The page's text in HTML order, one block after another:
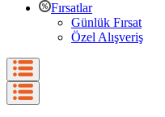
Fırsatlar
Günlük Fırsat
Özel Alışveriş